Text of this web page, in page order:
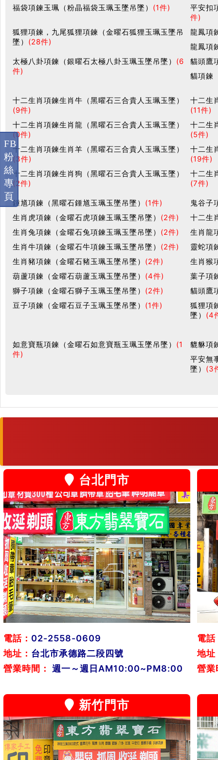
福袋項鍊玉珮（粉晶福袋玉珮玉墜吊墜） (1件)
平安扣
件)
狐狸項鍊，九尾狐狸項鍊（金曜石狐狸玉珮玉墜吊
墜） (28件)
龍鳳項
龍鳳項
太極八卦項鍊（銀曜石太極八卦玉珮玉墜吊墜） (6
件)
貓頭鷹
貓項鍊
十二生肖項鍊生肖牛（黑曜石三合貴人玉珮玉墜）
(9件)
十二生
(11件)
十二生肖項鍊生肖龍（黑曜石三合貴人玉珮玉墜）
(0件)
十二生
(5件)
十二生肖項鍊生肖羊（黑曜石三合貴人玉珮玉墜）
(3件)
十二生
(19件)
十二生肖項鍊生肖狗（黑曜石三合貴人玉珮玉墜）
(2件)
十二生
(7件)
鍾馗項鍊（黑曜石鍾馗玉珮玉墜吊墜） (1件)
鬼谷子
生肖虎項鍊（金曜石虎項鍊玉珮玉墜吊墜） (2件)
十二生
生肖兔項鍊（金曜石兔項鍊玉珮玉墜吊墜） (2件)
生肖龍
生肖牛項鍊（金曜石牛項鍊玉珮玉墜吊墜） (2件)
靈蛇項
生肖豬項鍊（金曜石豬玉珮玉墜吊墜） (2件)
生肖猴
葫蘆項鍊（金曜石葫蘆玉珮玉墜吊墜） (4件)
葉子項
獅子項鍊（金曜石獅子玉珮玉墜吊墜） (2件)
貓頭鷹
豆子項鍊（金曜石豆子玉珮玉墜吊墜） (1件)
狐狸項
墜） (4
如意寶瓶項鍊（金曜石如意寶瓶玉珮玉墜吊墜） (1
件)
貔貅項
平安無
墜） (3
台北門市
電話： 02-2558-0609
地址： 台北市承德路二段四號
營業時間：
週一～週日AM10:00~PM8:00
電話
地址
營業
新竹門市
FB
粉
絲
專
頁